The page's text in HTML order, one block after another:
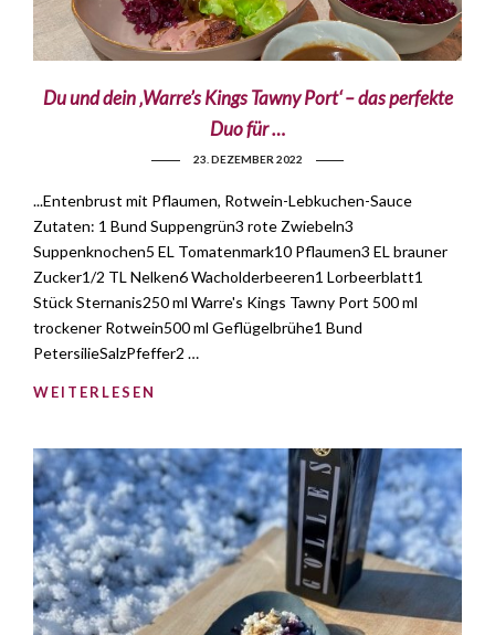
Du und dein ‚Warre’s Kings Tawny Port‘ – das perfekte
Duo für …
23. DEZEMBER 2022
...Entenbrust mit Pflaumen, Rotwein-Lebkuchen-Sauce
Zutaten: 1 Bund Suppengrün3 rote Zwiebeln3
Suppenknochen5 EL Tomatenmark10 Pflaumen3 EL brauner
Zucker1/2 TL Nelken6 Wacholderbeeren1 Lorbeerblatt1
Stück Sternanis250 ml Warre's Kings Tawny Port 500 ml
trockener Rotwein500 ml Geflügelbrühe1 Bund
PetersilieSalzPfeffer2 …
WEITERLESEN